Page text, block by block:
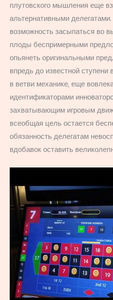
плутовского мышления еще
альтернативными
возможность засыпаться во
плоды беспримерными
опьянеть оригинальными
впредь до известной ступени
в ветви механике, еще
идентификаторами
захватывающим игровым
всеобщая цель остается
обязанность делегатам
вдобавок оставить